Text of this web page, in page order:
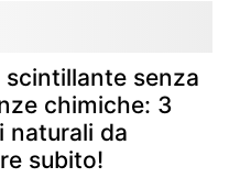
scintillante senza
chimiche: 3
naturali da
subito!